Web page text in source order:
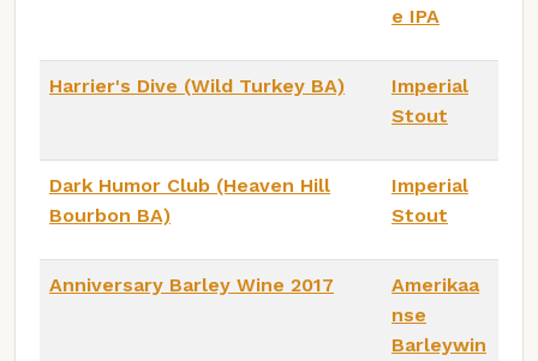
e IPA
Harrier's Dive (Wild Turkey BA)
Imperial
Stout
Dark Humor Club (Heaven Hill
Bourbon BA)
Imperial
Stout
Anniversary Barley Wine 2017
Amerikaa
nse
Barleywin